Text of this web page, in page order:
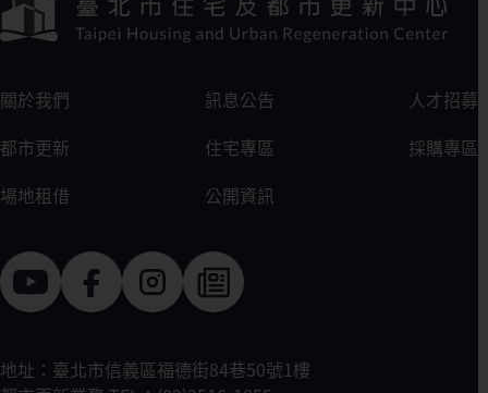
關於我們 訊息公告
人才招募
都市更新
住宅專區
採購專區
場地租借
公開資訊
地址：臺北市信義區福德街84巷50號1樓